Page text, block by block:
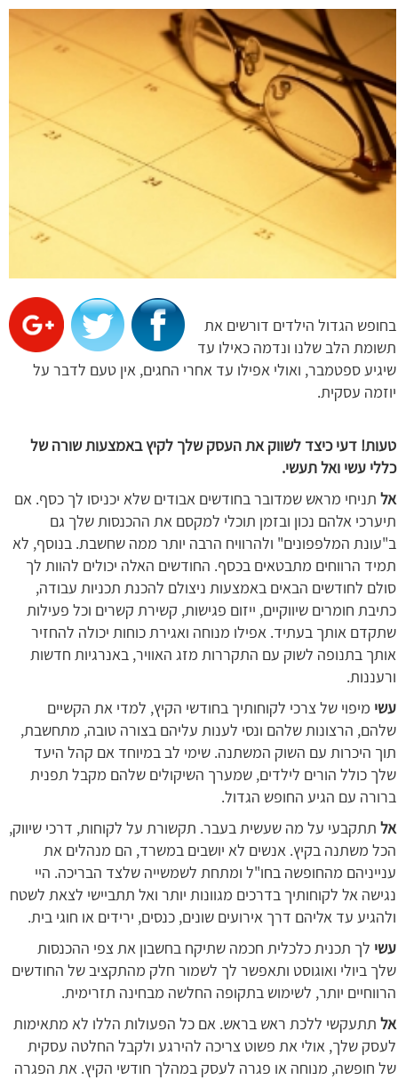
בחופש הגדול הילדים דורשים את
תשומת הלב שלנו ונדמה כאילו עד
שיגיע ספטמבר, ואולי אפילו עד אחרי החגים, אין טעם לדבר על
יוזמה עסקית.
טעות! דעי כיצד לשווק את העסק שלך לקיץ באמצעות שורה של
כללי עשי ואל תעשי.
אל תניחי מראש שמדובר בחודשים אבודים שלא יכניסו לך כסף. אם
תיערכי אלהם נכון ובזמן תוכלי למקסם את ההכנסות שלך גם
ב"עונת המלפפונים" ולהרוויח הרבה יותר ממה שחשבת. בנוסף, לא
תמיד הרווחים מתבטאים בכסף. החודשים האלה יכולים להוות לך
סולם לחודשים הבאים באמצעות ניצולם להכנת תכניות עבודה,
כתיבת חומרים שיווקיים, ייזום פגישות, קשירת קשרים וכל פעילות
שתקדם אותך בעתיד. אפילו מנוחה ואגירת כוחות יכולה להחזיר
אותך בתנופה לשוק עם התקררות מזג האוויר, באנרגיות חדשות
ורעננות.
עשי מיפוי של צרכי לקוחותיך בחודשי הקיץ, למדי את הקשיים
שלהם, הרצונות שלהם ונסי לענות עליהם בצורה טובה, מתחשבת,
תוך היכרות עם השוק המשתנה. שימי לב במיוחד אם קהל היעד
שלך כולל הורים לילדים, שמערך השיקולים שלהם מקבל תפנית
ברורה עם הגיע החופש הגדול.
אל תתקבעי על מה שעשית בעבר. תקשורת על לקוחות, דרכי שיווק,
הכל משתנה בקיץ. אנשים לא יושבים במשרד, הם מנהלים את
ענייניהם מהחופשה בחו"ל ומתחת לשמשייה שלצד הבריכה. היי
נגישה אל לקוחותיך בדרכים מגוונות יותר ואל תתביישי לצאת לשטח
ולהגיע עד אליהם דרך אירועים שונים, כנסים, ירידים או חוגי בית.
עשי לך תכנית כלכלית חכמה שתיקח בחשבון את צפי ההכנסות
שלך ביולי ואוגוסט ותאפשר לך לשמור חלק מהתקציב של החודשים
הרווחיים יותר, לשימוש בתקופה החלשה מבחינה תזרימית.
אל תתעקשי ללכת ראש בראש. אם כל הפעולות הללו לא מתאימות
לעסק שלך, אולי את פשוט צריכה להירגע ולקבל החלטה עסקית
של חופשה, מנוחה או פגרה לעסק במהלך חודשי הקיץ. את הפגרה